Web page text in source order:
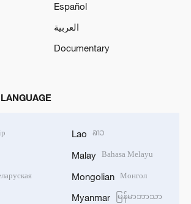
Español
العربية
Documentary
Lao ລາວ
Malay Bahasa Melayu
Mongolian Монгол
Myanmar မြန်မာဘာသာ